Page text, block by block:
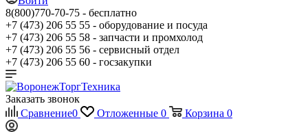
8(800)770-70-75 - бесплатно
+7 (473) 206 55 55 - оборудование и посуда
+7 (473) 206 55 58 - запчасти и промхолод
+7 (473) 206 55 56 - сервисный отдел
+7 (473) 206 55 60 - госзакупки
Заказать звонок
Сравнение0 Отложенные 0 Корзина 0